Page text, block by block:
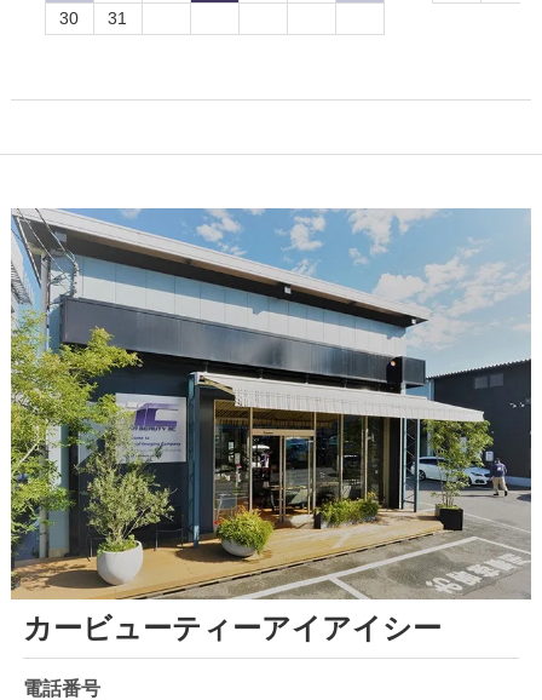
30
31
カービューティーアイアイシー
電話番号